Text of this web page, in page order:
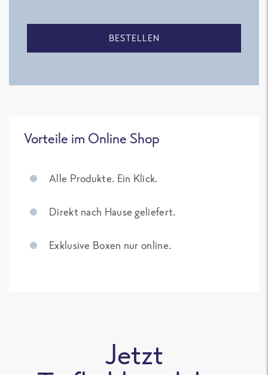
BESTELLEN
Vorteile im Online Shop
Alle Produkte. Ein Klick.
Direkt nach Hause geliefert.
Exklusive Boxen nur online.
Jetzt